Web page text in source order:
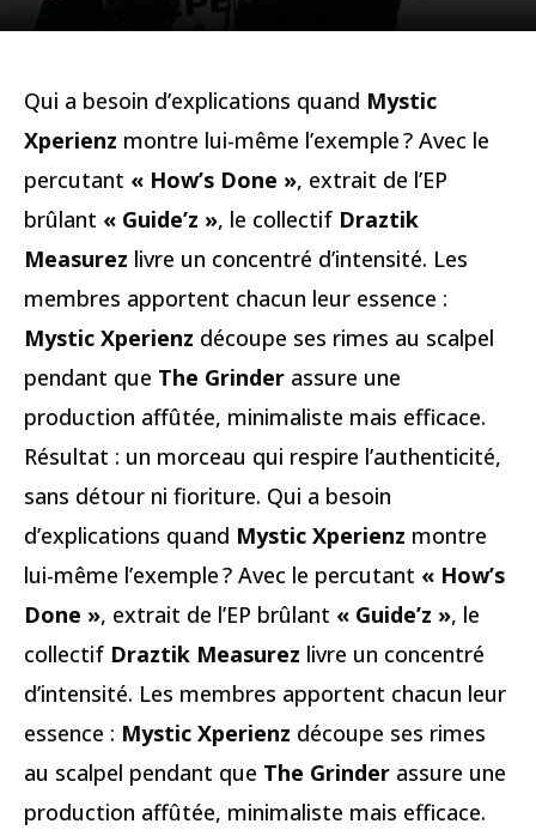
Qui a besoin d’explications quand Mystic
Xperienz montre lui-même l’exemple ? Avec le
percutant « How’s Done », extrait de l’EP
brûlant « Guide’z », le collectif Draztik
Measurez livre un concentré d’intensité. Les
membres apportent chacun leur essence :
Mystic Xperienz découpe ses rimes au scalpel
pendant que The Grinder assure une
production affûtée, minimaliste mais efficace.
Résultat : un morceau qui respire l’authenticité,
sans détour ni fioriture. Qui a besoin
d’explications quand Mystic Xperienz montre
lui-même l’exemple ? Avec le percutant « How’s
Done », extrait de l’EP brûlant « Guide’z », le
collectif Draztik Measurez livre un concentré
d’intensité. Les membres apportent chacun leur
essence : Mystic Xperienz découpe ses rimes
au scalpel pendant que The Grinder assure une
production affûtée, minimaliste mais efficace.